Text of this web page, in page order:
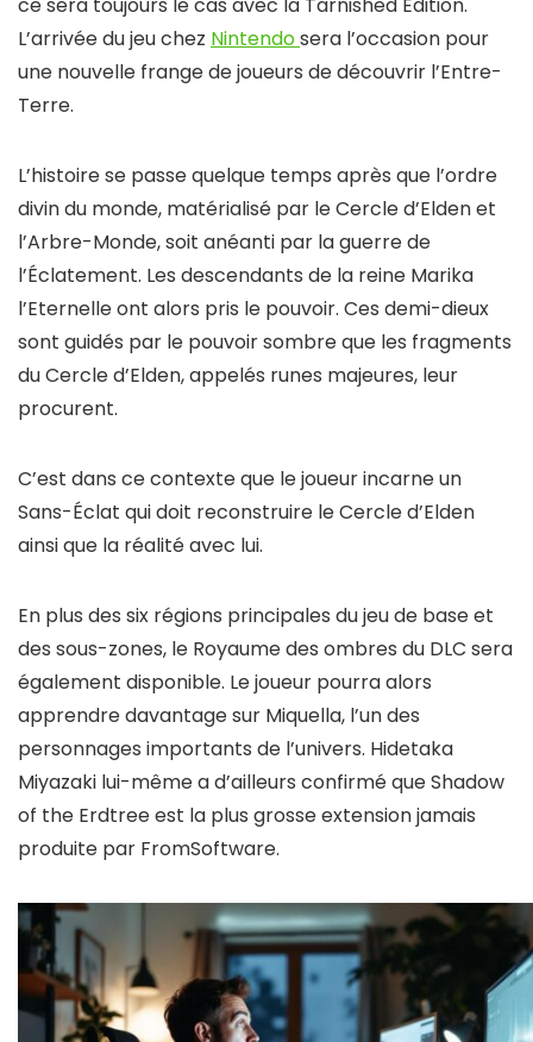
L’arrivée du jeu chez Nintendosera l’occasion pour
une nouvelle frange de joueurs de découvrir l’Entre-
Terre.
L’histoire se passe quelque temps après que l’ordre
divin du monde, matérialisé par le Cercle d’Elden et
l’Arbre-Monde, soit anéanti par la guerre de
l’Éclatement. Les descendants de la reine Marika
l’Eternelle ont alors pris le pouvoir. Ces demi-dieux
sont guidés par le pouvoir sombre que les fragments
du Cercle d’Elden, appelés runes majeures, leur
procurent.
C’est dans ce contexte que le joueur incarne un
Sans-Éclat qui doit reconstruire le Cercle d’Elden
ainsi que la réalité avec lui.
En plus des six régions principales du jeu de base et
des sous-zones, le Royaume des ombres du DLC sera
également disponible. Le joueur pourra alors
apprendre davantage sur Miquella, l’un des
personnages importants de l’univers. Hidetaka
Miyazaki lui-même a d’ailleurs confirmé que Shadow
of the Erdtree est la plus grosse extension jamais
produite par FromSoftware.